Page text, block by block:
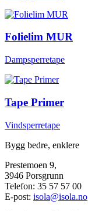
Folielim MUR
Dampsperretape
Tape Primer
Vindsperretape
Bygg bedre, enklere
Prestemoen 9,
3946 Porsgrunn
Telefon: 35 57 57 00
E-post: isola@isola.no